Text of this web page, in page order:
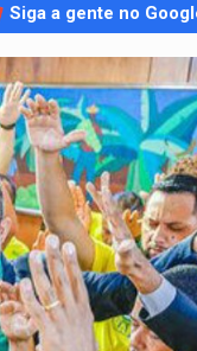
Siga a gente no